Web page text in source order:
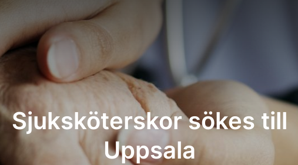
Sjuksköterskor sökes till
Uppsala